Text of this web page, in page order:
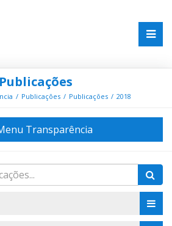
Publicações
Publicações Publicações 2018
Transparência